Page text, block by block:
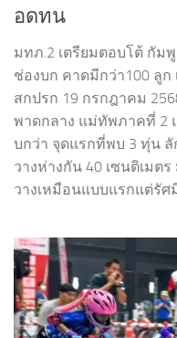
อดทน
มทภ.2 เตรียมตอบโต้ กัม
ช่องบก คาดมีกว่า100 ลูก
สกปรก 19 กรกฎาคม
พาดกลาง แม่ทัพภาคที่ 2
บกว่า จุดแรกที่พบ 3 ทุ่น
วางห่างกัน 40 เซนติเมต
วางเหมือนแบบแรกแต่รัศ